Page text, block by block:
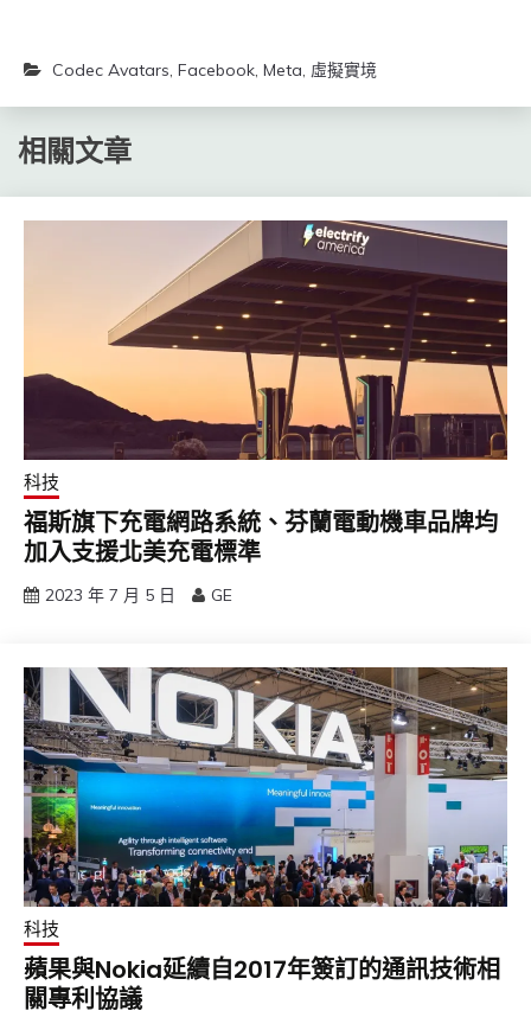
Codec Avatars, Facebook, Meta, 虛擬實境
相關文章
科技
福斯旗下充電網路系統、芬蘭電動機車品牌均
加入支援北美充電標準
2023 年 7 月 5 日 GE
科技
蘋果與Nokia延續自2017年簽訂的通訊技術相
關專利協議